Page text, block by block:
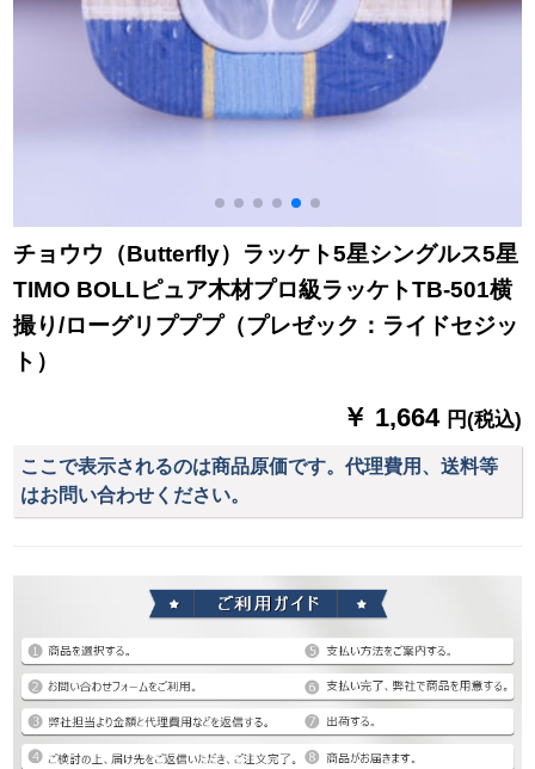
チョウウ（Butterfly）ラッケト5星シングルス5星
TIMO BOLLピュア木材プロ級ラッケトTB-501横
撮り/ローグリプププ（プレゼック：ライドセジッ
ト）
￥ 1,664 円(税込)
ここで表示されるのは商品原価です。代理費用、送料等
はお問い合わせください。